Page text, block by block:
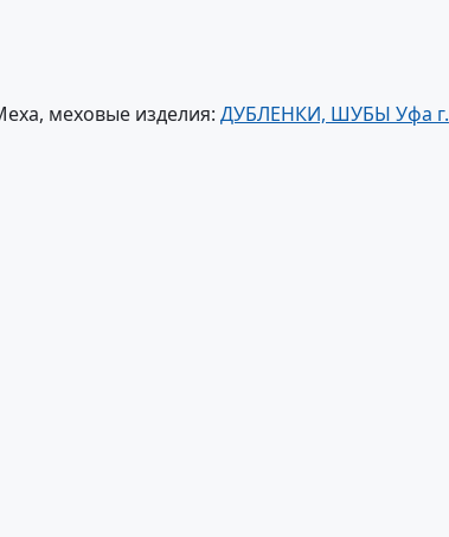
меховые изделия: ДУБЛЕНКИ, ШУБЫ Уфа г.